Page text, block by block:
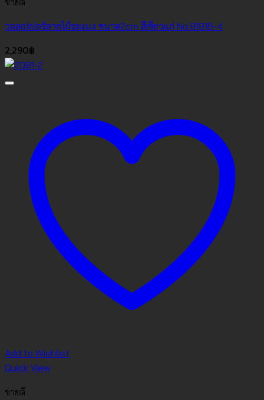
วอลเปเปอร์ลายไม้ระแนง ขนาด2cm สีเขียวแก่ No.81816-4
2,290฿
Add to Wishlist
Quick View
ขายดี